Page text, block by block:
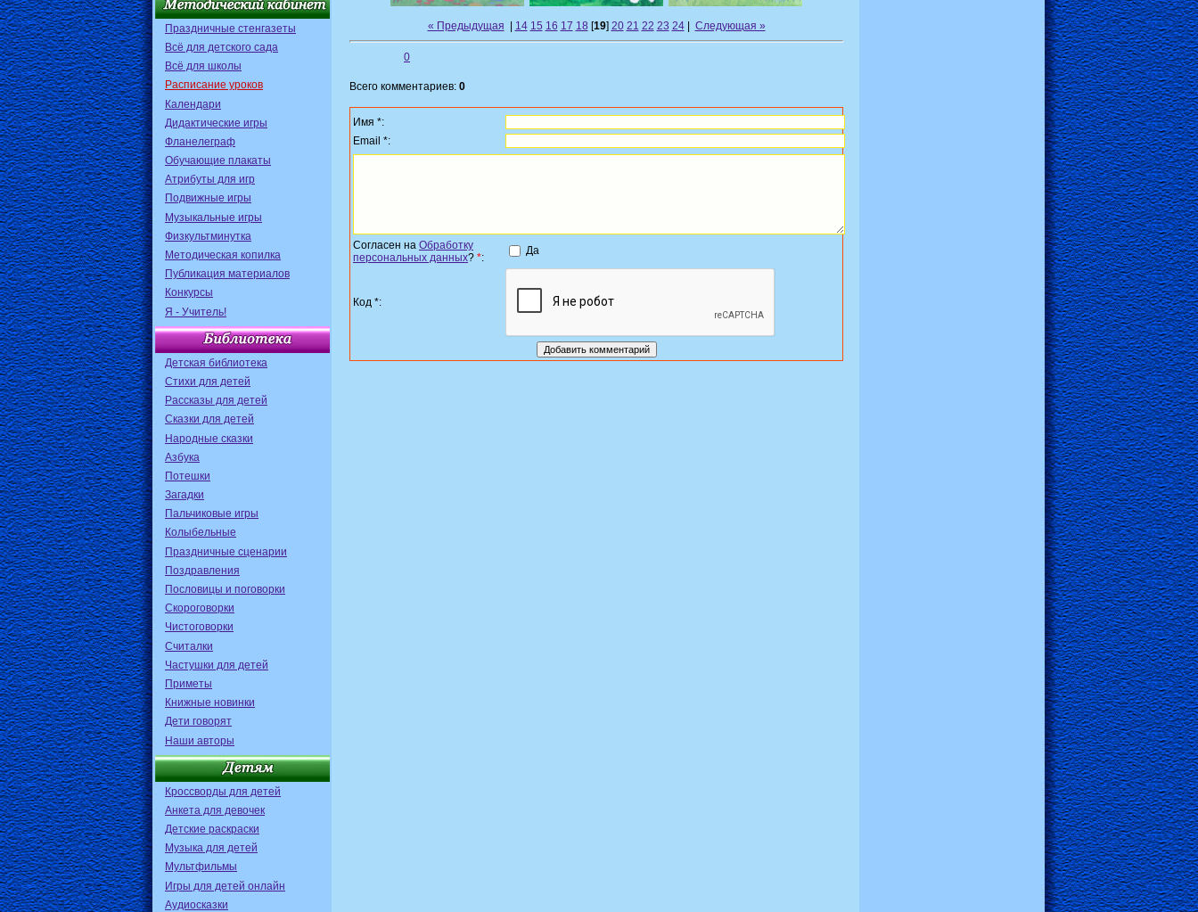
Праздничные стенгазеты
Всё для детского сада
Всё для школы
Расписание уроков
Календари
Дидактические игры
Фланелеграф
Обучающие плакаты
Атрибуты для игр
Подвижные игры
Музыкальные игры
Физкультминутка
Методическая копилка
Публикация материалов
Конкурсы
Я - Учитель!
Детская библиотека
Стихи для детей
Рассказы для детей
Сказки для детей
Народные сказки
Азбука
Потешки
Загадки
Пальчиковые игры
Колыбельные
Праздничные сценарии
Поздравления
Пословицы и поговорки
Скороговорки
Чистоговорки
Считалки
Частушки для детей
Приметы
Книжные новинки
Дети говорят
Наши авторы
Кроссворды для детей
Анкета для девочек
Детские раскраски
Музыка для детей
Мультфильмы
Игры для детей онлайн
Аудиосказки
« Предыдущая 14 15 16 17 18 [19] 20 21 22 23 24| Следующая »
0
Всего комментариев: 0
Имя *:
Email *:
Согласен на Обработку
персональных данных? *:
Да
Код *: